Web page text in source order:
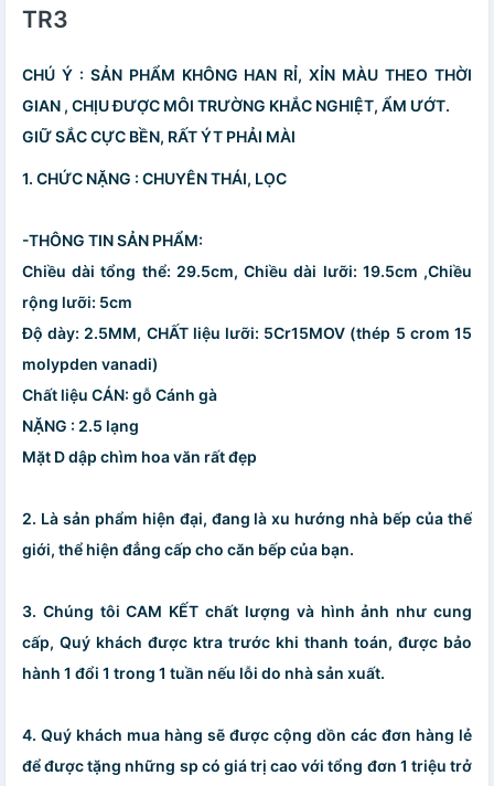
TR3
CHÚ Ý : SẢN PHẨM KHÔNG HAN RỈ, XỈN MÀU THEO THỜI
GIAN , CHỊU ĐƯỢC MÔI TRƯỜNG KHẮC NGHIỆT, ẨM ƯỚT.
GIỮ SẮC CỰC BỀN, RẤT ÝT PHẢI MÀI
1. CHỨC NẶNG : CHUYÊN THÁI, LỌC
-THÔNG TIN SẢN PHẨM:
Chiều dài tổng thể: 29.5cm, Chiều dài lưỡi: 19.5cm ,Chiều
rộng lưỡi: 5cm
Độ dày: 2.5MM, CHẤT liệu lưỡi: 5Cr15MOV (thép 5 crom 15
molypden vanadi)
Chất liệu CÁN: gỗ Cánh gà
NẶNG : 2.5 lạng
Mặt D dập chìm hoa văn rất đẹp
2. Là sản phẩm hiện đại, đang là xu hướng nhà bếp của thế
giới, thể hiện đẳng cấp cho căn bếp của bạn.
3. Chúng tôi CAM KẾT chất lượng và hình ảnh như cung
cấp, Quý khách được ktra trước khi thanh toán, được bảo
hành 1 đổi 1 trong 1 tuần nếu lỗi do nhà sản xuất.
4. Quý khách mua hàng sẽ được cộng dồn các đơn hàng lẻ
để được tặng những sp có giá trị cao với tổng đơn 1 triệu trở